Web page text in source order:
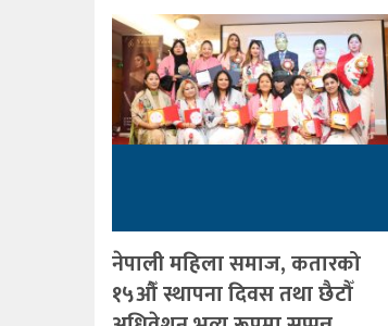
नेपाली महिला समाज, कतारको
१५औँ स्थापना दिवस तथा छैटौँ